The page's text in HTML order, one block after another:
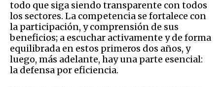
todo que siga siendo transparente con todos
los sectores. La competencia se fortalece con
la participación, y comprensión de sus
beneficios; a escuchar activamente y de forma
equilibrada en estos primeros dos años, y
luego, más adelante, hay una parte esencial:
la defensa por eficiencia.